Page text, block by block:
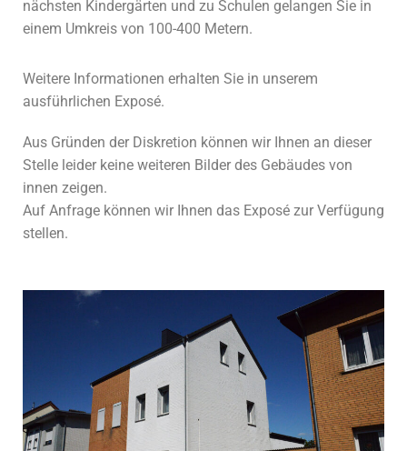
nächsten Kindergärten und zu Schulen gelangen Sie in
einem Umkreis von 100-400 Metern.
Weitere Informationen erhalten Sie in unserem
ausführlichen Exposé.
Aus Gründen der Diskretion können wir Ihnen an dieser
Stelle leider keine weiteren Bilder des Gebäudes von
innen zeigen.
Auf Anfrage können wir Ihnen das Exposé zur Verfügung
stellen.